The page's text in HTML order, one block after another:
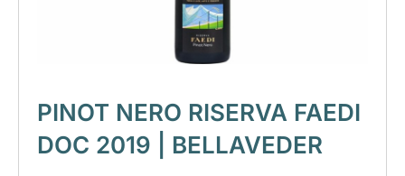
PINOT NERO RISERVA FAEDI
DOC 2019 | BELLAVEDER